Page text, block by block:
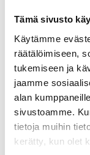
Tämä sivusto
Käytämme
räätälöimiseen,
tukemiseen ja
jaamme
alan
sivustoamme.
tietoja muihin
kerätty, kun olet
Kohderyhmät
1. jakson
Ilmoittaudu
Tapahtuman
Ajankohta